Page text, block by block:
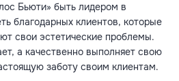
Бьюти» быть лидером в
благодарных клиентов, которые
свои эстетические проблемы.
а качественно выполняет свою
заботу своим клиентам.